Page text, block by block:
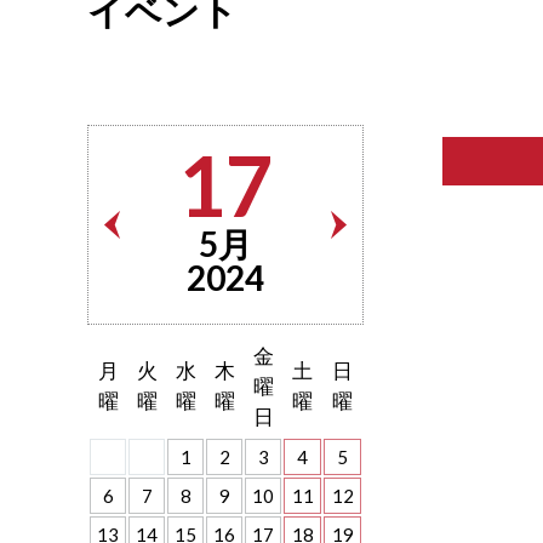
イベント
17
5月
2024
月
曜
火
曜
水
曜
木
曜
金
曜
日
土
曜
日
曜
1 2 3 4
5
6
7 8 9 10 11
12
13
14 15 16 17 18
19